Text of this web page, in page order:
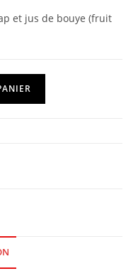
et jus de bouye (fruit